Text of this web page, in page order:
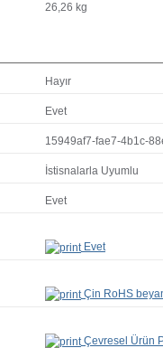
26,26 kg
Hayır
Evet
15949af7-fae7-4b1c-
İstisnalarla Uyumlu
Evet
Evet
Çin RoHS
Çevresel Ürün